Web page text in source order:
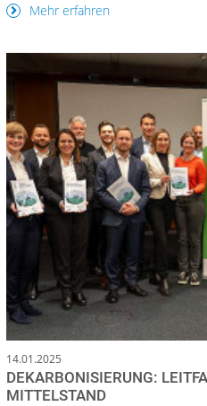
Mehr erfahren
14.01.2025
DEKARBONISIERUNG:
MITTELSTAND